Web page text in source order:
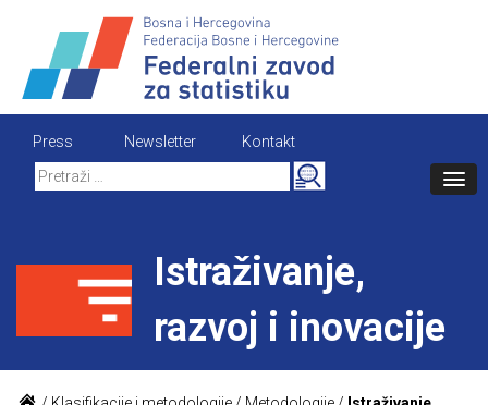
content
Press Newsletter
Kontakt
Search
for:
Istraživanje,
razvoj i inovacije